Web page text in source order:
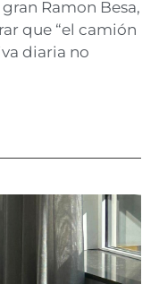
Ramon Besa,
que “el camión
diaria no